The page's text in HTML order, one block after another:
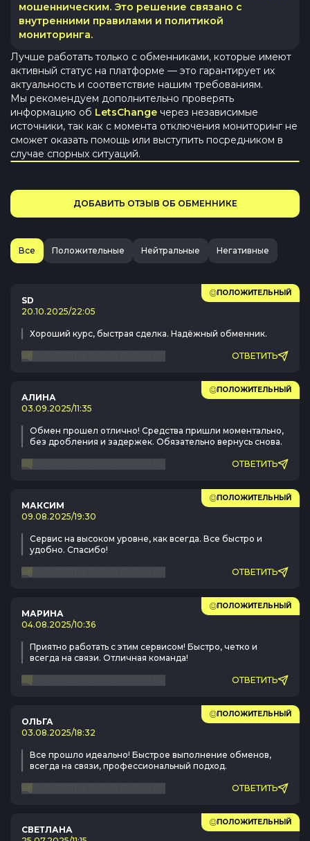
мошенническим. Это решение связано с
внутренними правилами и политикой
мониторинга.
Лучше работать только с обменниками, которые имеют
активный статус на платформе — это гарантирует их
актуальность и соответствие нашим требованиям.
Мы рекомендуем дополнительно проверять
информацию об LetsChange через независимые
источники, так как с момента отключения мониторинг не
сможет оказать помощь или выступить посредником в
случае спорных ситуаций.
ДОБАВИТЬ ОТЗЫВ ОБ ОБМЕННИКЕ
Все Положительные Нейтральные Негативные
ПОЛОЖИТЕЛЬНЫЙ
SD
20.10.2025/22:05
Хороший курс, быстрая сделка. Надёжный обменник.
ОТВЕТИТЬ
ПОЛОЖИТЕЛЬНЫЙ
АЛИНА
03.09.2025/11:35
Обмен прошел отлично! Средства пришли моментально,
без дробления и задержек. Обязательно вернусь снова.
ОТВЕТИТЬ
ПОЛОЖИТЕЛЬНЫЙ
МАКСИМ
09.08.2025/19:30
Сервис на высоком уровне, как всегда. Все быстро и
удобно. Спасибо!
ОТВЕТИТЬ
ПОЛОЖИТЕЛЬНЫЙ
МАРИНА
04.08.2025/10:36
Приятно работать с этим сервисом! Быстро, четко и
всегда на связи. Отличная команда!
ОТВЕТИТЬ
ПОЛОЖИТЕЛЬНЫЙ
ОЛЬГА
03.08.2025/18:32
Все прошло идеально! Быстрое выполнение обменов,
всегда на связи, профессиональный подход.
ОТВЕТИТЬ
ПОЛОЖИТЕЛЬНЫЙ
СВЕТЛАНА